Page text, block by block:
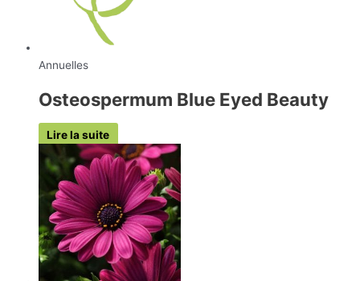
Annuelles
Osteospermum Blue Eyed Beauty
Lire la suite